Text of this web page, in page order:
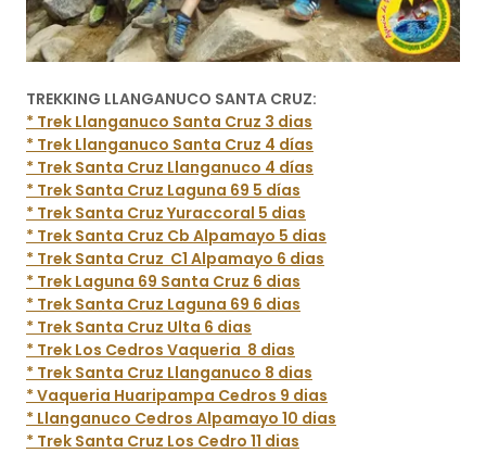
TREKKING LLANGANUCO SANTA CRUZ:
* Trek Llanganuco Santa Cruz 3 dias
* Trek Llanganuco Santa Cruz 4 días
* Trek Santa Cruz Llanganuco 4 días
* Trek Santa Cruz Laguna 69 5 días
* Trek Santa Cruz Yuraccoral 5 dias
* Trek Santa Cruz Cb Alpamayo 5 dias
* Trek Santa Cruz C1 Alpamayo 6 dias
* Trek Laguna 69 Santa Cruz 6 dias
* Trek Santa Cruz Laguna 69 6 dias
* Trek Santa Cruz Ulta 6 dias
* Trek Los Cedros Vaqueria 8 dias
* Trek Santa Cruz Llanganuco 8 dias
* Vaqueria Huaripampa Cedros 9 dias
* Llanganuco Cedros Alpamayo 10 dias
* Trek Santa Cruz Los Cedro 11 dias